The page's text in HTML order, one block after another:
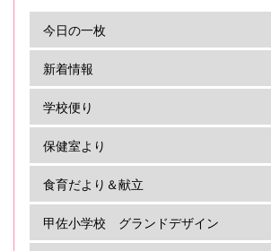
今日の一枚
新着情報
学校便り
保健室より
食育だより＆献立
甲佐小学校 グランドデザイン